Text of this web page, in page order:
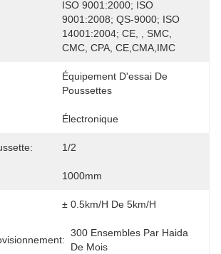
ISO 9001:2000; ISO
9001:2008; QS-9000; ISO
14001:2004; CE, , SMC,
CMC, CPA, CE,CMA,IMC
Équipement D'essai De
Poussettes
Électronique
1/2
1000mm
± 0.5km/h De 5km/h
300 Ensembles Par Haida
De Mois